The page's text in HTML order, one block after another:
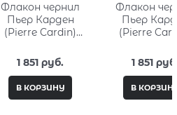
Флакон чернил
Пьер Карден
(Pierre Cardin)
Fantasy PC332-S11
1 851 руб.
В КОРЗИНУ
Флакон
Пьер
(Pierre
Fantasy
1 851
В